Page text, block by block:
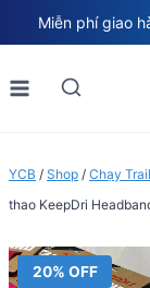
to
content
Miễn phí giao
YCB / Shop / Chạy Trail
thao KeepDri
20% OFF